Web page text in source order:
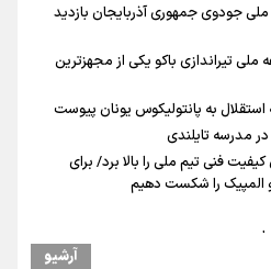
ملی جودوی جمهوری آذربایجان بازدید
ملی تیراندازی باکو یکی از مجهزترین
به پانتولیکوس یونان پیوست
در مدرسه تایلندی
فنی تیم ملی را بالا برد/ برای
و المپیک را شکست دهیم
آرشیو